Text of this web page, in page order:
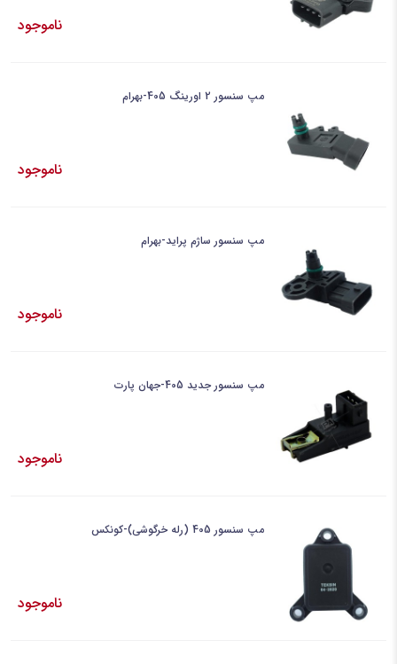
ناموجود
مپ سنسور 2 اورینگ 405-بهرام
ناموجود
مپ سنسور ساژم پراید-بهرام
ناموجود
مپ سنسور جدید 405-جهان پارت
ناموجود
مپ سنسور 405 (رله خرگوشی)-کونکس
ناموجود